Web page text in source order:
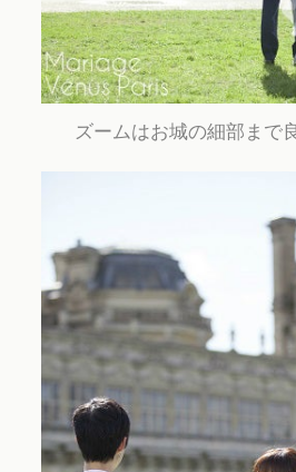
ズームはお城の細部まで